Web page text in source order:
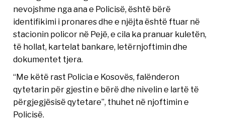
nevojshme nga ana e Policisë, ёshtё bёrё
identifikimi i pronares dhe e njёjta ёshtё ftuar nё
stacionin policor nё Pejё, e cila ka pranuar kuletën,
tё hollat, kartelat bankare, letёrnjoftimin dhe
dokumentet tjera.
“Me këtë rast Policia e Kosovës, falënderon
qytetarin për gjestin e bërë dhe nivelin e lartë të
përgjegjësisë qytetare”, thuhet në njoftimin e
Policisë.